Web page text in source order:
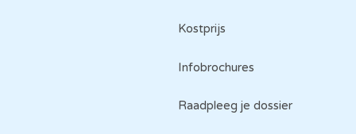
Kostprijs
Infobrochures
Raadpleeg je dossier